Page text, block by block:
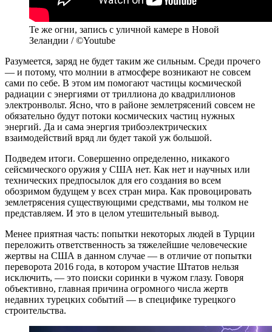
Те же огни, запись с уличной камере в Новой
Зеландии / ©Youtube
Разумеется, заряд не будет таким же сильным. Среди прочего
— и потому, что молнии в атмосфере возникают не совсем
сами по себе. В этом им помогают частицы космической
радиации с энергиями от триллиона до квадриллионов
электронвольт. Ясно, что в районе землетрясений совсем не
обязательно будут потоки космических частиц нужных
энергий. Да и сама энергия трибоэлектрических
взаимодействий вряд ли будет такой уж большой.
Подведем итоги. Совершенно определенно, никакого
сейсмического оружия у США нет. Как нет и научных или
технических предпосылок для его создания во всем
обозримом будущем у всех стран мира. Как провоцировать
землетрясения существующими средствами, мы толком не
представляем. И это в целом утешительный вывод.
Менее приятная часть: попытки некоторых людей в Турции
переложить ответственность за тяжелейшие человеческие
жертвы на США в данном случае — в отличие от попытки
переворота 2016 года, в котором участие Штатов нельзя
исключить, — это поиски соринки в чужом глазу. Говоря
объективно, главная причина огромного числа жертв
недавних турецких событий — в специфике турецкого
строительства.